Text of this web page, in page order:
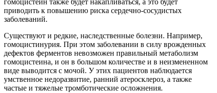
гомоцистеин также будет накапливаться, а это будет
приводить к повышению риска сердечно-сосудистых
заболеваний.
Существуют и редкие, наследственные болезни. Например,
гомоцистинурия. При этом заболевании в силу врожденных
дефектов ферментов невозможен правильный метаболизм
гомоцистеина, и он в большом количестве и в неизмененном
виде выводится с мочой. У этих пациентов наблюдается
умственное недоразвитие, ранний атеросклероз, а также
частые и тяжелые тромботические осложнения.